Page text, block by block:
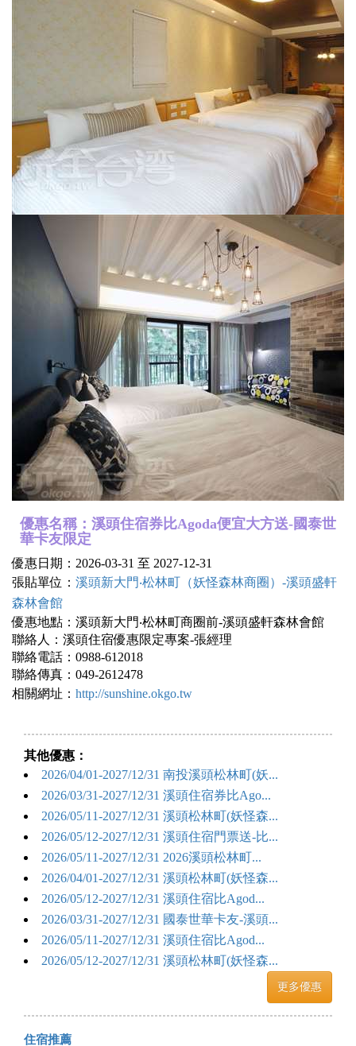
優惠名稱：溪頭住宿券比Agoda便宜大方送-國泰世
華卡友限定
優惠日期：2026-03-31 至 2027-12-31
張貼單位： 溪頭新大門‧松林町（妖怪森林商圈）-溪頭盛軒
森林會館
優惠地點：溪頭新大門‧松林町商圈前-溪頭盛軒森林會館
聯絡人：溪頭住宿優惠限定專案-張經理
聯絡電話：0988-612018
聯絡傳真：049-2612478
相關網址： http://sunshine.okgo.tw
其他優惠：
2026/04/01-2027/12/31 南投溪頭松林町(妖...
2026/03/31-2027/12/31 溪頭住宿券比Ago...
2026/05/11-2027/12/31 溪頭松林町(妖怪森...
2026/05/12-2027/12/31 溪頭住宿門票送-比...
2026/05/11-2027/12/31 2026溪頭松林町...
2026/04/01-2027/12/31 溪頭松林町(妖怪森...
2026/05/12-2027/12/31 溪頭住宿比Agod...
2026/03/31-2027/12/31 國泰世華卡友-溪頭...
2026/05/11-2027/12/31 溪頭住宿比Agod...
2026/05/12-2027/12/31 溪頭松林町(妖怪森...
更多優惠
住宿推薦